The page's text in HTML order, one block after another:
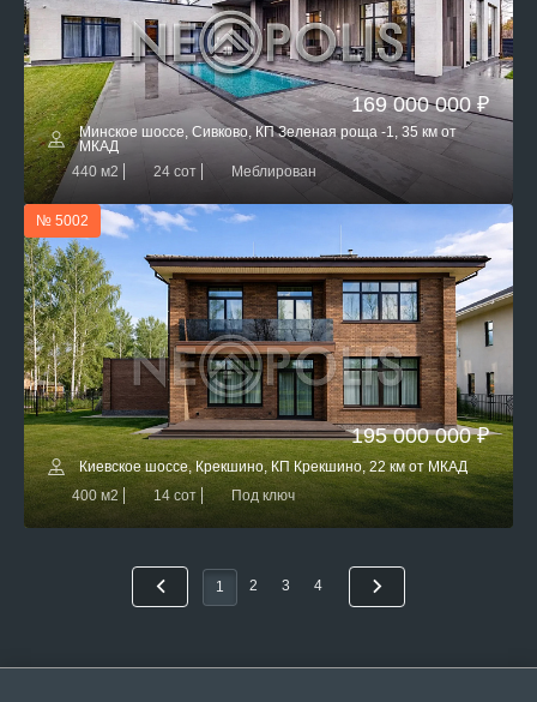
169 000 000 ₽
Минское шоссе, Сивково, КП Зеленая роща -1, 35 км от
МКАД
440 м2
24 сот Меблирован
№ 5002
195 000 000 ₽
Киевское шоссе, Крекшино, КП Крекшино, 22 км от МКАД
400 м2
14 сот Под ключ
1 2 3 4